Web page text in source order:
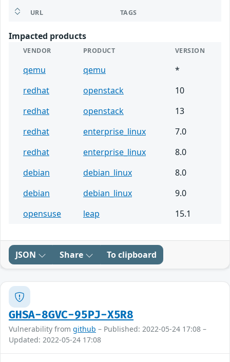
URL TAGS
Impacted products
VENDOR PRODUCT VERSION
qemu qemu
*
redhat
openstack
10
redhat
openstack
13
redhat
enterprise_linux
7.0
redhat
enterprise_linux
8.0
debian
debian_linux
8.0
debian
debian_linux
9.0
opensuse
leap 15.1
JSON Share To clipboard
GHSA-8GVC-95PJ-X5R8
Vulnerability from github – Published: 2022-05-24 17:08 –
Updated: 2022-05-24 17:08